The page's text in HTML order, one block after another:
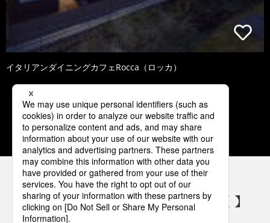
イタリアンダイニングカフェRocca（ロッカ）
1 2 3 4 5
パナソニックの電気設備 SNSアカウント